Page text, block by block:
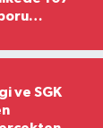
ve SGK